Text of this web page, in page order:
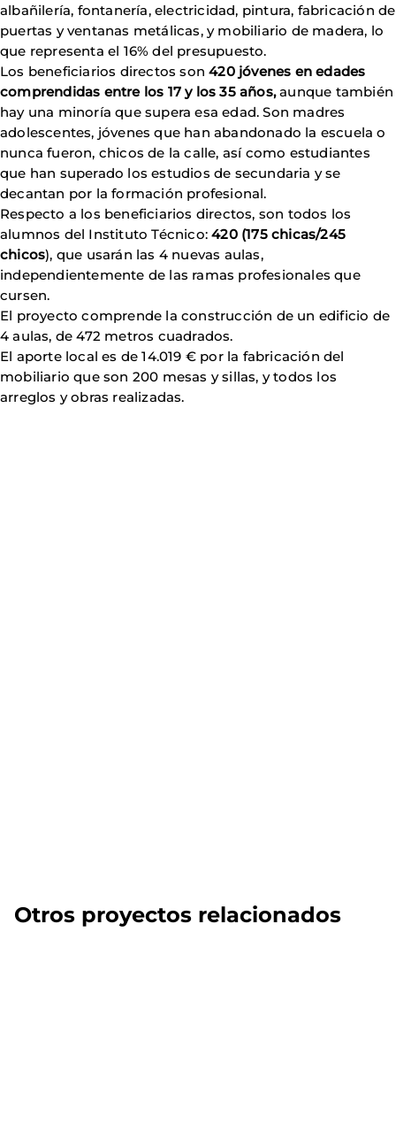
albañilería, fontanería, electricidad, pintura, fabricación de
puertas y ventanas metálicas, y mobiliario de madera, lo
que representa el 16% del presupuesto.
Los beneficiarios directos son420 jóvenes en edades
comprendidas entre los 17 y los 35 años,aunque también
hay una minoría que supera esa edad. Son madres
adolescentes, jóvenes que han abandonado la escuela o
nunca fueron, chicos de la calle, así como estudiantes
que han superado los estudios de secundaria y se
decantan por la formación profesional.
Respecto a los beneficiarios directos, son todos los
alumnos del Instituto Técnico:420 (175 chicas/245
chicos), que usarán las 4 nuevas aulas,
independientemente de las ramas profesionales que
cursen.
El proyecto comprende la construcción de un edificio de
4 aulas, de 472 metros cuadrados.
El aporte local es de 14.019 € por la fabricación del
mobiliario que son 200 mesas y sillas, y todos los
arreglos y obras realizadas.
Otros proyectos relacionados